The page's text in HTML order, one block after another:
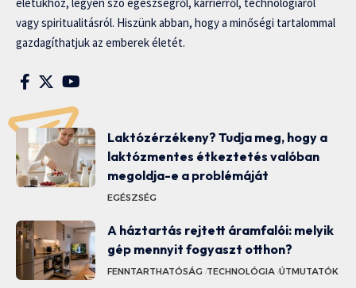
vagy spiritualitásról. Hiszünk abban, hogy a minőségi tartalommal
gazdagíthatjuk az emberek életét.
Laktózérzékeny? Tudja meg, hogy a
laktózmentes étkeztetés valóban
megoldja-e a problémáját
EGÉSZSÉG
A háztartás rejtett áramfalói: melyik
gép mennyit fogyaszt otthon?
FENNTARTHATÓSÁG TECHNOLÓGIA ÚTMUTATÓK